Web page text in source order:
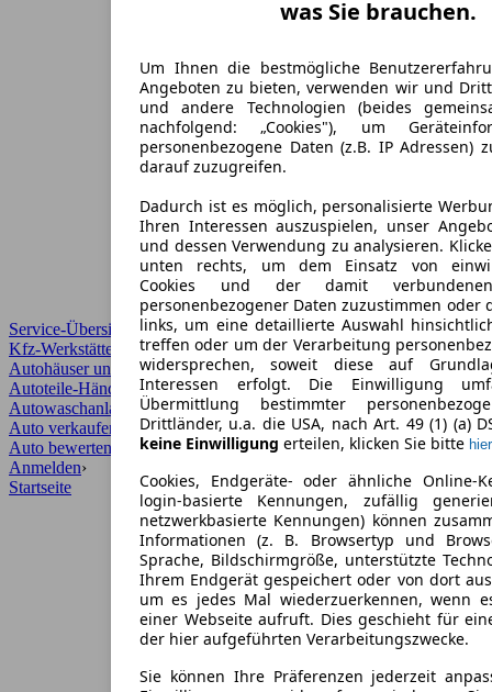
Service-Übersicht
Kfz-Werkstätten
Autohäuser und Händler
Autoteile-Händler
Autowaschanlagen
Auto verkaufen
Auto bewerten
Anmelden›
was Sie brauchen.
Um Ihnen die bestmögliche
Angeboten zu bieten, verwenden wir und
und andere Technologien (beides
nachfolgend: „Cookies"), um
personenbezogene Daten (z.B. IP Adressen)
darauf zuzugreifen.
Dadurch ist es möglich, personalisierte
Ihren Interessen auszuspielen, unser
und dessen Verwendung zu analysieren.
unten rechts, um dem Einsatz von
Cookies und der damit
personenbezogener Daten zuzustimmen oder
links, um eine detaillierte Auswahl
treffen oder um der Verarbeitung
widersprechen, soweit diese auf
Interessen erfolgt. Die Einwilligung
Übermittlung bestimmter
Drittländer, u.a. die USA, nach Art. 49 (1) (a)
keine Einwilligung erteilen, klicken Sie bitte hier
Cookies, Endgeräte- oder ähnliche Online-
login-basierte Kennungen, zufällig
netzwerkbasierte Kennungen) können
Informationen (z. B. Browsertyp und
Sprache, Bildschirmgröße, unterstützte
Ihrem Endgerät gespeichert oder von dort
um es jedes Mal wiederzuerkennen, wenn
einer Webseite aufruft. Dies geschieht für
der hier aufgeführten Verarbeitungszwecke.
Sie können Ihre Präferenzen jederzeit
Startseite